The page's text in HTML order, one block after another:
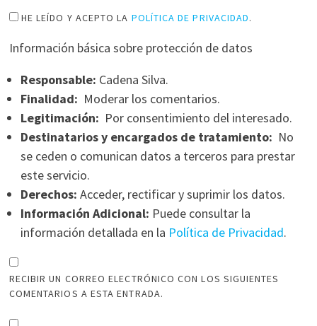
HE LEÍDO Y ACEPTO LA POLÍTICA DE PRIVACIDAD.
Información básica sobre protección de datos
Responsable: Cadena Silva.
Finalidad: Moderar los comentarios.
Legitimación: Por consentimiento del interesado.
Destinatarios y encargados de tratamiento: No
se ceden o comunican datos a terceros para prestar
este servicio.
Derechos: Acceder, rectificar y suprimir los datos.
Información Adicional: Puede consultar la
información detallada en la Política de Privacidad.
RECIBIR UN CORREO ELECTRÓNICO CON LOS SIGUIENTES
COMENTARIOS A ESTA ENTRADA.